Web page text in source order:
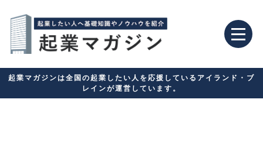
起業マガジンは全国の起業したい人を応援しているアイランド・ブ
レインが運営しています。